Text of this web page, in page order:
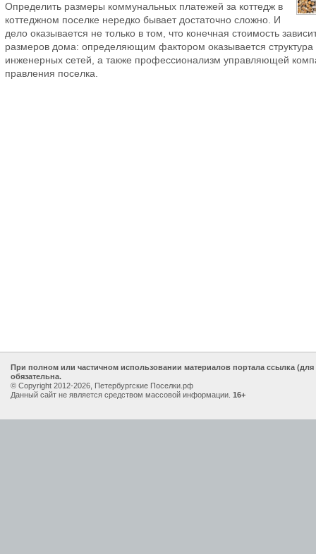
Определить размеры коммунальных платежей за коттедж в
коттеджном поселке нередко бывает достаточно сложно. И
дело оказывается не только в том, что конечная стоимость
размеров дома: определяющим фактором оказывается структура
инженерных сетей, а также профессионализм управляющей
правления поселка.
При полном или частичном использовании материалов портала ссылка
обязательна.
© Copyright 2012-2026, Петербургские Поселки.рф
Данный сайт не является средством массовой информации. 16+